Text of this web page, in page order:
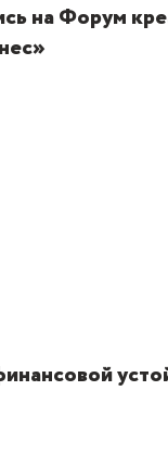
на Форум